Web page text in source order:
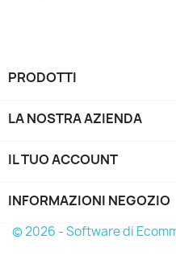
PRODOTTI
LA NOSTRA AZIENDA
IL TUO ACCOUNT
INFORMAZIONI NEGOZIO
© 2026 - Software di